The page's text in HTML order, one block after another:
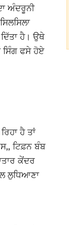
ਅੰਦਰੂਨੀ
ਹੈ। ਉਥੇ
ਸਿੰਗ ਫਸੇ ਹੋਏ
ਹੈ ਤਾਂ
ਟਿਫ਼ਨ ਬੰਬ
ਕੇਂਦਰ
ਲੁਧਿਆਣਾ